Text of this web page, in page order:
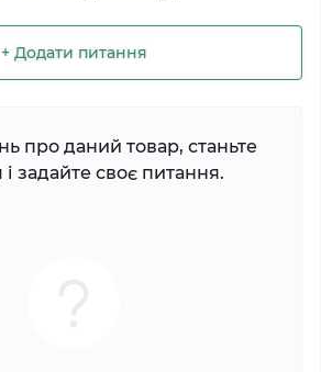
+ Додати питання
про даний товар, станьте
задайте своє питання.